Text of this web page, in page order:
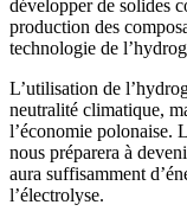
développer de solides
production des
technologie de
L’utilisation de
neutralité climatique,
l’économie polonaise.
nous préparera à
aura suffisamment
l’électrolyse.